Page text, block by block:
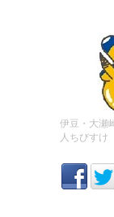
伊豆・大瀬
人ちびすけ